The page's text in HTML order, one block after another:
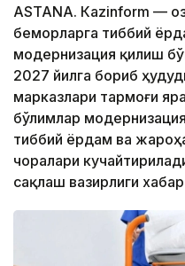
ASTANА. Кazinform —
беморларга тиббий
модернизация қилиш
2027 йилга бориб
марказлари тармоғи
бўлимлар
тиббий ёрдам ва
чоралари
сақлаш вазирлиги